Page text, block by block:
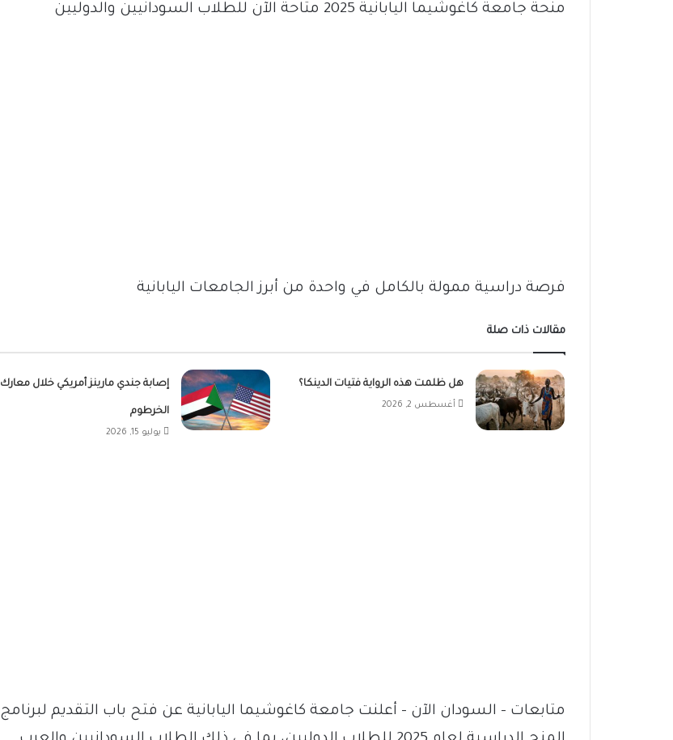
منحة جامعة كاغوشيما اليابانية 2025 متاحة الآن للطلاب السودانيين والدوليين
فرصة دراسية ممولة بالكامل في واحدة من أبرز الجامعات اليابانية
مقالات ذات صلة
هل ظلمت هذه الرواية فتيات الدينكا؟
أغسطس 2, 2026
إصابة جندي مارينز أمريكي خلال معارك
الخرطوم
يوليو 15, 2026
متابعات – السودان الآن – أعلنت جامعة كاغوشيما اليابانية عن فتح باب التقديم لبرنامج